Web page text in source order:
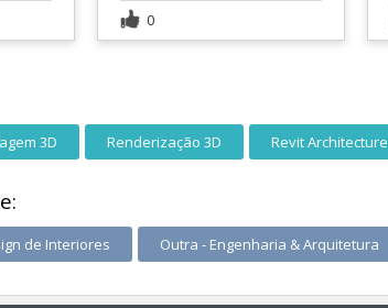
0
3D Renderização 3D Revit Architecture
de Interiores Outra - Engenharia & Arquitetura